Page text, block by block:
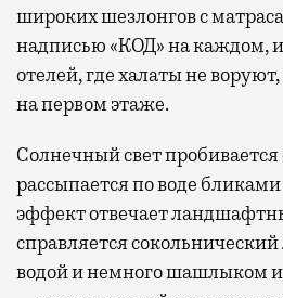
широких шезлонгов с
надписью «КОД» на каждом,
отелей, где халаты не
на первом этаже.
Солнечный свет пробивается
рассыпается по воде
эффект отвечает
справляется сокольнический
водой и немного шашлыком